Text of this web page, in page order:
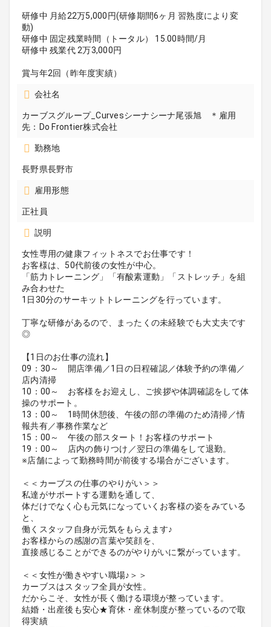
研修中 月給22万5,000円(研修期間6ヶ月 習熟度により変
動)
研修中 固定残業時間（トータル） 15.00時間/月
研修中 残業代 2万3,000円
賞与年2回（昨年度実績）
会社名
カーブスグループ_Curvesシーナシーナ尾張旭 ＊雇用
先：Do Frontier株式会社
勤務地
長野県長野市
雇用形態
正社員
説明
女性専用の健康フィットネスでお仕事です！
お客様は、50代前後の女性が中心。
「筋力トレーニング」「有酸素運動」「ストレッチ」を組
み合わせた
1日30分のサーキットトレーニングを行っています。
丁寧な研修があるので、まったくの未経験でも大丈夫です
◎
【1日のお仕事の流れ】
09：30～ 開店準備／1日の日程確認／体験予約の準備／
店内清掃
10：00～ お客様をお迎えし、ご挨拶や体調確認をして体
操のサポート。
13：00～ 1時間休憩後、午後の部の準備のため清掃／情
報共有／事務作業など
15：00～ 午後の部スタート！お客様のサポート
19：00～ 店内の飾りつけ／翌日の準備をして退勤。
※店舗によって勤務時間が前後する場合がございます。
＜＜カーブスの仕事のやりがい＞＞
私達がサポートする運動を通して、
体だけでなく心も元気になっていくお客様の姿をみている
と、
働くスタッフ自身が元気をもらえます♪
お客様からの感謝の言葉や笑顔を、
直接感じることができるのがやりがいに繋がっています。
＜＜女性が働きやすい職場♪＞＞
カーブスはスタッフ全員が女性。
だからこそ、女性が長く働ける環境が整っています。
結婚・出産後も安心★育休・産休制度が整っているので取
得実績